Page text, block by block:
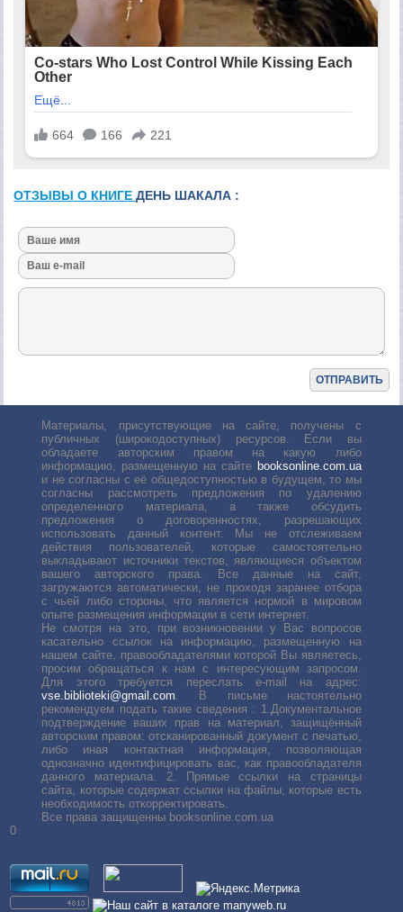
ОТЗЫВЫ О КНИГЕДЕНЬ ШАКАЛА :
Материалы, присутствующие на сайте, получены с
публичных (широкодоступных) ресурсов. Если вы
обладаете авторским правом на какую либо
информацию, размещенную на сайте booksonline.com.ua
и не согласны с её общедоступностью в будущем, то мы
согласны рассмотреть предложения по удалению
определенного материала, а также обсудить
предложения о договоренностях, разрешающих
использовать данный контент. Мы не отслеживаем
действия пользователей, которые самостоятельно
выкладывают источники текстов, являющиеся объектом
вашего авторского права. Все данные на сайт,
загружаются автоматически, не проходя заранее отбора
с чьей либо стороны, что является нормой в мировом
опыте размещения информации в сети интернет.
Не смотря на это, при возникновении у Вас вопросов
касательно ссылок на информацию, размещенную на
нашем сайте, правообладателями которой Вы являетесь,
просим обращаться к нам с интересующим запросом.
Для этого требуется переслать е-mail на адрес:
vse.biblioteki@gmail.com . В письме настоятельно
рекомендуем подать такие сведения : 1.Документальное
подтверждение ваших прав на материал, защищённый
авторским правом: отсканированный документ с печатью,
либо иная контактная информация, позволяющая
однозначно идентифицировать вас, как правообладателя
данного материала. 2. Прямые ссылки на страницы
сайта, которые содержат ссылки на файлы, которые есть
необходимость откорректировать.
Все права защищенны booksonline.com.ua
0